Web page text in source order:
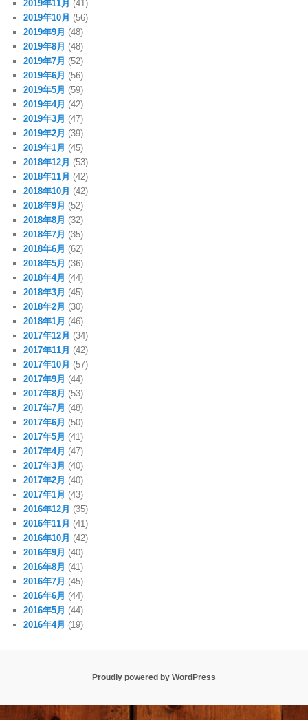
2019年11月 (41)
2019年10月 (56)
2019年9月 (48)
2019年8月 (48)
2019年7月 (52)
2019年6月 (56)
2019年5月 (59)
2019年4月 (42)
2019年3月 (47)
2019年2月 (39)
2019年1月 (45)
2018年12月 (53)
2018年11月 (42)
2018年10月 (42)
2018年9月 (52)
2018年8月 (32)
2018年7月 (35)
2018年6月 (62)
2018年5月 (36)
2018年4月 (44)
2018年3月 (45)
2018年2月 (30)
2018年1月 (46)
2017年12月 (34)
2017年11月 (42)
2017年10月 (57)
2017年9月 (44)
2017年8月 (53)
2017年7月 (48)
2017年6月 (50)
2017年5月 (41)
2017年4月 (47)
2017年3月 (40)
2017年2月 (40)
2017年1月 (43)
2016年12月 (35)
2016年11月 (41)
2016年10月 (42)
2016年9月 (40)
2016年8月 (41)
2016年7月 (45)
2016年6月 (44)
2016年5月 (44)
2016年4月 (19)
Proudly powered by WordPress